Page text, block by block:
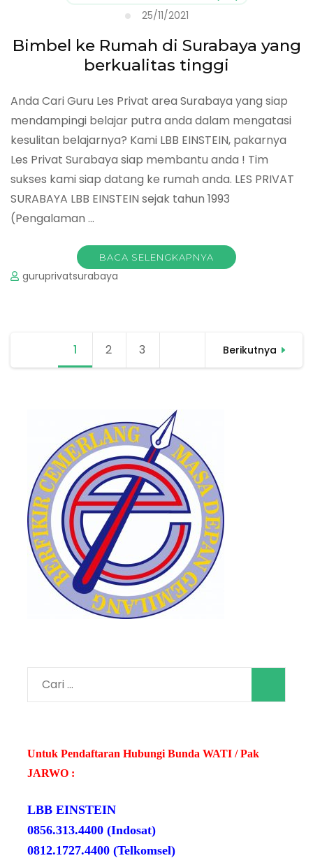
25/11/2021
Bimbel ke Rumah di Surabaya yang
berkualitas tinggi
Anda Cari Guru Les Privat area Surabaya yang siap
mendampingi belajar putra anda dalam mengatasi
kesulitan belajarnya? Kami LBB EINSTEIN, pakarnya
Les Privat Surabaya siap membantu anda ! Tim
sukses kami siap datang ke rumah anda. LES PRIVAT
SURABAYA LBB EINSTEIN sejak tahun 1993
(Pengalaman …
BACA SELENGKAPNYA
guruprivatsurabaya
Navigasi Halaman
1 Halaman
2 Halaman
3 Berikutnya
Cari
untuk:
Untuk Pendaftaran Hubungi Bunda WATI / Pak
JARWO :
LBB EINSTEIN
0856.313.4400 (Indosat)
0812.1727.4400 (Telkomsel)